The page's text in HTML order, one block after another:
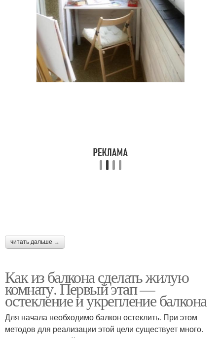
читать дальше →
Как из балкона сделать жилую
комнату. Первый этап —
остекление и укрепление балкона
Для начала необходимо балкон остеклить. При этом
методов для реализации этой цели существует много.